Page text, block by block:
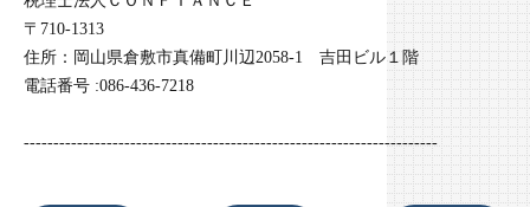
〒710-1313
住所：岡山県倉敷市真備町川辺2058-1 吉田ビル１階
電話番号 :086-436-7218
----------------------------------------------------------------------